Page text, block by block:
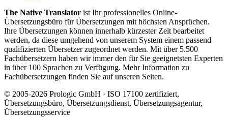
The Native Translator ist Ihr professionelles Online-
Übersetzungsbüro für Übersetzungen mit höchsten Ansprüchen.
Ihre Übersetzungen können innerhalb kürzester Zeit bearbeitet
werden, da diese umgehend von unserem System einem passend
qualifizierten Übersetzer zugeordnet werden. Mit über 5.500
Fachübersetzern haben wir immer den für Sie geeignetsten Experten
in über 100 Sprachen zu Verfügung. Mehr Information zu
Fachübersetzungen finden Sie auf unseren Seiten.
© 2005-2026 Prologic GmbH · ISO 17100 zertifiziert,
Übersetzungsbüro, Übersetzungsdienst, Übersetzungsagentur,
Übersetzungsservice